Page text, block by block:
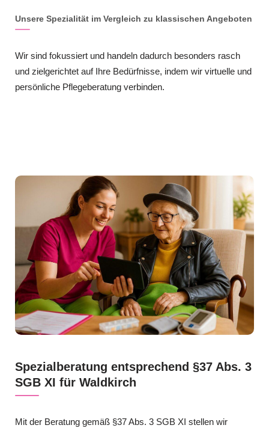
Unsere Spezialität im Vergleich zu klassischen Angeboten
Wir sind fokussiert und handeln dadurch besonders rasch
und zielgerichtet auf Ihre Bedürfnisse, indem wir virtuelle und
persönliche Pflegeberatung verbinden.
Spezialberatung entsprechend §37 Abs. 3
SGB XI für Waldkirch
Mit der Beratung gemäß §37 Abs. 3 SGB XI stellen wir